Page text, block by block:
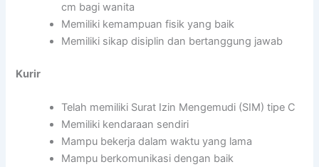
cm bagi wanita
Memiliki kemampuan fisik yang baik
Memiliki sikap disiplin dan bertanggung jawab
Kurir
Telah memiliki Surat Izin Mengemudi (SIM) tipe C
Memiliki kendaraan sendiri
Mampu bekerja dalam waktu yang lama
Mampu berkomunikasi dengan baik